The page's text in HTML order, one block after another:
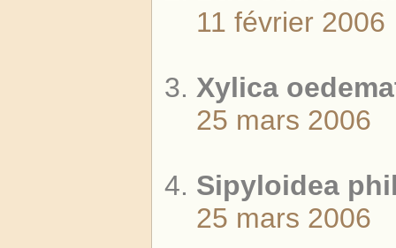
11 février 2006
Xylica
25 mars 2006
Sipyloidea
25 mars 2006